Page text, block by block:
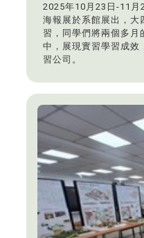
2025年10月23日-11月
海報展於系館展出，大
習，同學們將兩個多月
中，展現實習學習成效
習公司。